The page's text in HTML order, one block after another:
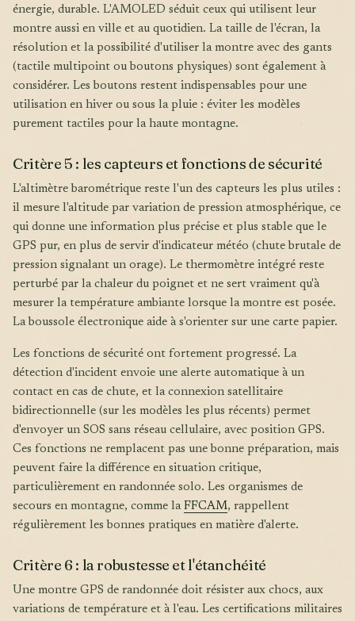
énergie, durable. L'AMOLED séduit ceux qui utilisent leur
montre aussi en ville et au quotidien. La taille de l'écran, la
résolution et la possibilité d'utiliser la montre avec des gants
(tactile multipoint ou boutons physiques) sont également à
considérer. Les boutons restent indispensables pour une
utilisation en hiver ou sous la pluie : éviter les modèles
purement tactiles pour la haute montagne.
Critère 5 : les capteurs et fonctions de sécurité
L'altimètre barométrique reste l'un des capteurs les plus utiles :
il mesure l'altitude par variation de pression atmosphérique, ce
qui donne une information plus précise et plus stable que le
GPS pur, en plus de servir d'indicateur météo (chute brutale de
pression signalant un orage). Le thermomètre intégré reste
perturbé par la chaleur du poignet et ne sert vraiment qu'à
mesurer la température ambiante lorsque la montre est posée.
La boussole électronique aide à s'orienter sur une carte papier.
Les fonctions de sécurité ont fortement progressé. La
détection d'incident envoie une alerte automatique à un
contact en cas de chute, et la connexion satellitaire
bidirectionnelle (sur les modèles les plus récents) permet
d'envoyer un SOS sans réseau cellulaire, avec position GPS.
Ces fonctions ne remplacent pas une bonne préparation, mais
peuvent faire la différence en situation critique,
particulièrement en randonnée solo. Les organismes de
secours en montagne, comme la FFCAM, rappellent
régulièrement les bonnes pratiques en matière d'alerte.
Critère 6 : la robustesse et l'étanchéité
Une montre GPS de randonnée doit résister aux chocs, aux
variations de température et à l'eau. Les certifications militaires